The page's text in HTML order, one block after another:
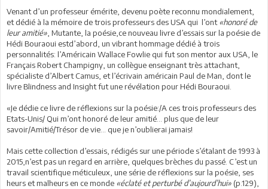
Venant d’un professeur émérite, devenu poète reconnu mondialement,
et dédié à la mémoire de trois professeurs des USA qui l’ont«honoré de
leur amitié» , Mutante, la poésie,ce nouveau livre d’essais sur la poésie de
Hédi Bouraoui estd’abord, un vibrant hommage dédié à trois
personnalités: l’Américain Wallace Fowlie qui fut son mentor aux USA, le
Français Robert Champigny, un collègue enseignant très attachant,
spécialiste d’Albert Camus, et l’écrivain américain Paul de Man, dont le
livre Blindness and Insight fut une révélation pour Hédi Bouraoui.
«Je dédie ce livre de réflexions sur la poésie:/A ces trois professeurs des
Etats-Unis/ Qui m’ont honoré de leur amitié… plus que de leur
savoir/Amitié/Trésor de vie… que je n’oublierai jamais!
Mais cette collection d’essais, rédigés sur une période s’étalant de 1993 à
2015,n’est pas un regard en arrière, quelques brèches du passé. C’est un
travail scientifique méticuleux, une série de réflexions sur la poésie, ses
heurs et malheurs en ce monde «éclaté et perturbé d’aujourd’hui» (p.129),